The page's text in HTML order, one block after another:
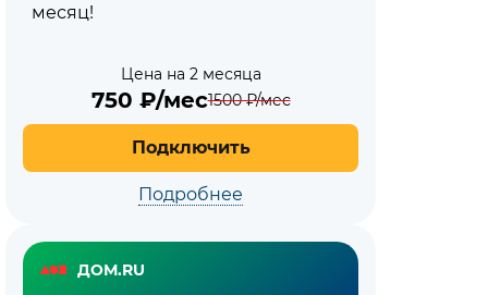
месяц!
Цена на 2 месяца
750 ₽/мес1500₽/мес
Подключить
Подробнее
ДОМ.RU